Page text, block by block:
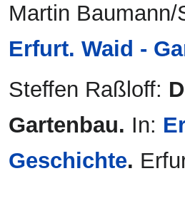
Martin
Erfurt. Waid -
Steffen Raßloff:
Gartenbau. In:
Geschichte.